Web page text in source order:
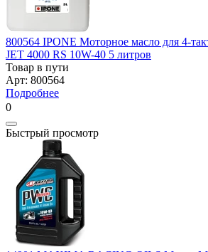
800564 IPONE Моторное масло для 4-
JET 4000 RS 10W-40 5 литров
Товар в пути
Арт: 800564
Подробнее
0
Быстрый просмотр